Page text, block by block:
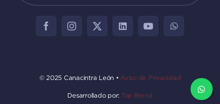
© 2025 Canacintra León • Aviso de Privacidad
Desarrollado por: Top Brand